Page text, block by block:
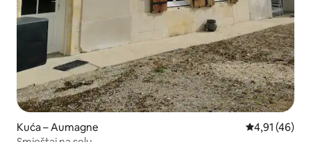
Kuća – Aumagne Prosječna
4,91 (46)